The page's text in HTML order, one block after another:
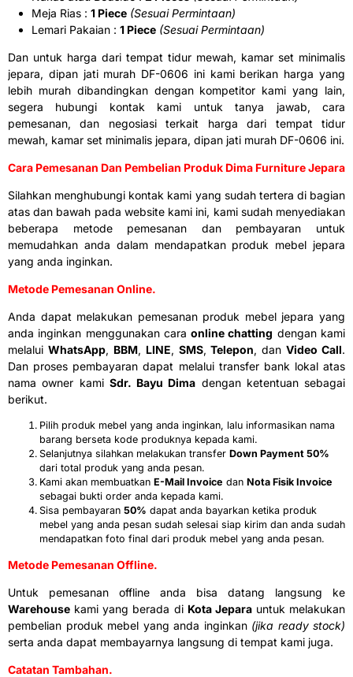
Meja Rias : 1 Piece (Sesuai Permintaan)
Lemari Pakaian : 1 Piece (Sesuai Permintaan)
Dan untuk harga dari tempat tidur mewah, kamar set minimalis
jepara, dipan jati murah DF-0606 ini kami berikan harga yang
lebih murah dibandingkan dengan kompetitor kami yang lain,
segera hubungi kontak kami untuk tanya jawab, cara
pemesanan, dan negosiasi terkait harga dari tempat tidur
mewah, kamar set minimalis jepara, dipan jati murah DF-0606 ini.
Cara Pemesanan Dan Pembelian Produk Dima Furniture Jepara
Silahkan menghubungi kontak kami yang sudah tertera di bagian
atas dan bawah pada website kami ini, kami sudah menyediakan
beberapa metode pemesanan dan pembayaran untuk
memudahkan anda dalam mendapatkan produk mebel jepara
yang anda inginkan.
Metode Pemesanan Online.
Anda dapat melakukan pemesanan produk mebel jepara yang
anda inginkan menggunakan caraonline chatting dengan kami
melalui WhatsApp, BBM, LINE, SMS,Telepon, danVideo Call.
Dan proses pembayaran dapat melalui transfer bank lokal atas
nama owner kami Sdr. Bayu Dima dengan ketentuan sebagai
berikut.
Pilih produk mebel yang anda inginkan, lalu informasikan nama
barang berseta kode produknya kepada kami.
Selanjutnya silahkan melakukan transfer Down Payment 50%
dari total produk yang anda pesan.
Kami akan membuatkan E-Mail Invoice dan Nota Fisik Invoice
sebagai bukti order anda kepada kami.
Sisa pembayaran 50% dapat anda bayarkan ketika produk
mebel yang anda pesan sudah selesai siap kirim dan anda sudah
mendapatkan foto final dari produk mebel yang anda pesan.
Metode Pemesanan Offline.
Untuk pemesanan offline anda bisa datang langsung ke
Warehouse kami yang berada di Kota Jeparauntuk melakukan
pembelian produk mebel yang anda inginkan (jika ready stock)
serta anda dapat membayarnya langsung di tempat kami juga.
Catatan Tambahan.